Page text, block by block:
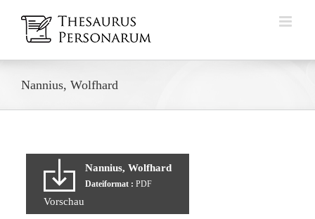
Inhalt
springen
Nannius, Wolfhard
Nannius, Wolfhard
Dateiformat : PDF
Vorschau